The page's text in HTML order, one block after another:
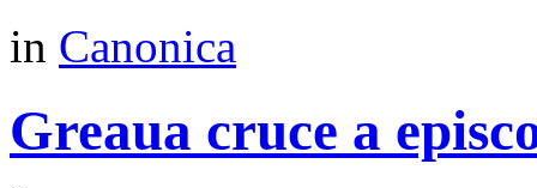
in Canonica
Greaua cruce a